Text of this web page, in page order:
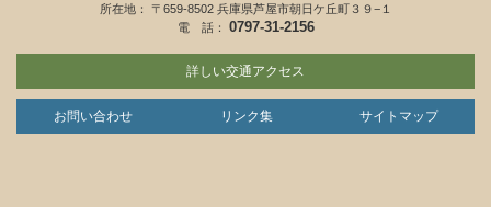
所在地： 〒659-8502 兵庫県芦屋市朝日ケ丘町３９−１
電 話： 0797-31-2156
詳しい交通アクセス
お問い合わせ リンク集 サイトマップ